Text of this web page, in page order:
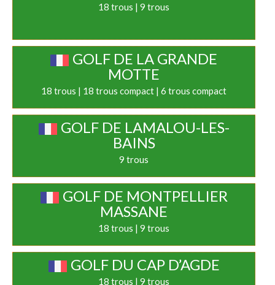
18 trous | 9 trous
GOLF DE LA GRANDE
MOTTE
18 trous | 18 trous compact | 6 trous compact
GOLF DE LAMALOU-LES-
BAINS
9 trous
GOLF DE MONTPELLIER
MASSANE
18 trous | 9 trous
GOLF DU CAP D’AGDE
18 trous | 9 trous